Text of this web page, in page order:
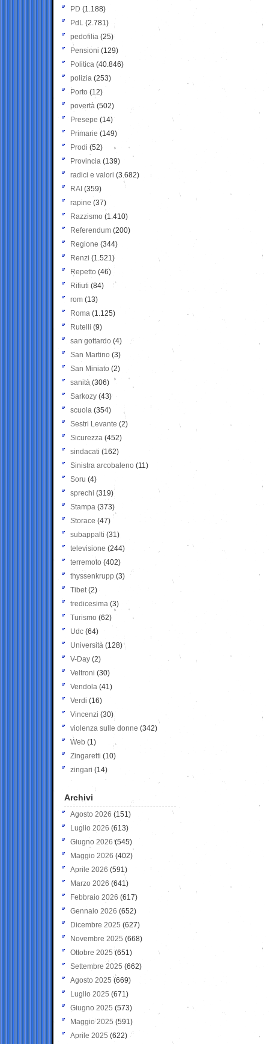
PD (1.188)
PdL (2.781)
pedofilia (25)
Pensioni (129)
Politica (40.846)
polizia (253)
Porto (12)
povertà (502)
Presepe (14)
Primarie (149)
Prodi (52)
Provincia (139)
radici e valori (3.682)
RAI (359)
rapine (37)
Razzismo (1.410)
Referendum (200)
Regione (344)
Renzi (1.521)
Repetto (46)
Rifiuti (84)
rom (13)
Roma (1.125)
Rutelli (9)
san gottardo (4)
San Martino (3)
San Miniato (2)
sanità (306)
Sarkozy (43)
scuola (354)
Sestri Levante (2)
Sicurezza (452)
sindacati (162)
Sinistra arcobaleno (11)
Soru (4)
sprechi (319)
Stampa (373)
Storace (47)
subappalti (31)
televisione(244)
terremoto (402)
thyssenkrupp (3)
Tibet(2)
tredicesima (3)
Turismo (62)
Udc (64)
Università (128)
V-Day (2)
Veltroni (30)
Vendola (41)
Verdi (16)
Vincenzi (30)
violenza sulle donne (342)
Web (1)
Zingaretti (10)
zingari (14)
Archivi
Agosto 2026 (151)
Luglio 2026 (613)
Giugno 2026 (545)
Maggio 2026 (402)
Aprile 2026 (591)
Marzo 2026 (641)
Febbraio 2026 (617)
Gennaio 2026 (652)
Dicembre 2025 (627)
Novembre 2025 (668)
Ottobre 2025 (651)
Settembre 2025 (662)
Agosto 2025 (669)
Luglio 2025 (671)
Giugno 2025 (573)
Maggio 2025 (591)
Aprile 2025 (622)